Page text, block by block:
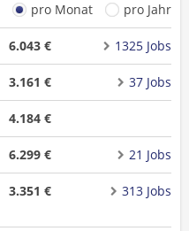
pro Monat pro Jahr
6.043 € 1325 Jobs
3.161 € 37 Jobs
4.184 €
6.299 € 21 Jobs
3.351 € 313 Jobs